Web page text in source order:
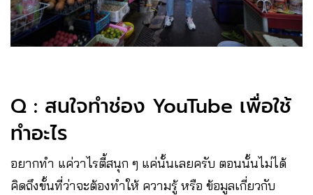
Q : สนใจทำช่อง YouTube เพื่อใช้
ทำอะไร
อยากทำ แค่วาไรตี้สนุก ๆ แค่นั้นเลยครับ ตอนนั้นไม่ได้
คิดถึงขั้นที่ว่าจะต้องทำให้ ความรู้ หรือ ข้อมูลเกี่ยวกับ